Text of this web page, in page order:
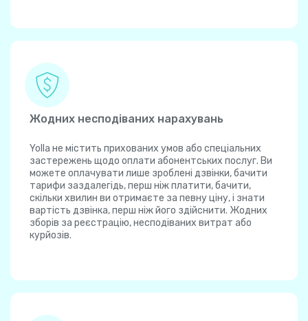
Жодних несподіваних нарахувань
Yolla не містить прихованих умов або спеціальних
застережень щодо оплати абонентських послуг. Ви
можете оплачувати лише зроблені дзвінки, бачити
тарифи заздалегідь, перш ніж платити, бачити,
скільки хвилин ви отримаєте за певну ціну, і знати
вартість дзвінка, перш ніж його здійснити. Жодних
зборів за реєстрацію, несподіваних витрат або
курйозів.